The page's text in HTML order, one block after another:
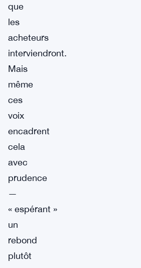
que
les
acheteurs
interviendront.
Mais
même
ces
voix
encadrent
cela
avec
prudence
—
« espérant »
un
rebond
plutôt